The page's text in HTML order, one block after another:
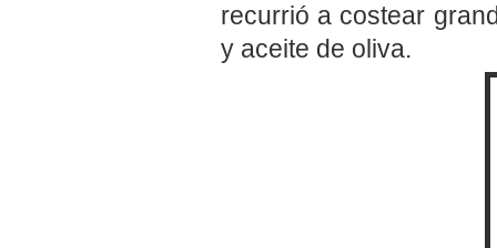
recurrió a costear
y aceite de oliva.